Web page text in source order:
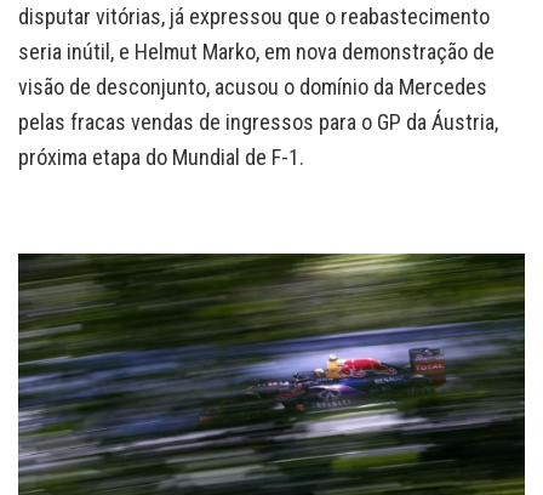
disputar vitórias, já expressou que o reabastecimento
seria inútil, e Helmut Marko, em nova demonstração de
visão de desconjunto, acusou o domínio da Mercedes
pelas fracas vendas de ingressos para o GP da Áustria,
próxima etapa do Mundial de F-1.